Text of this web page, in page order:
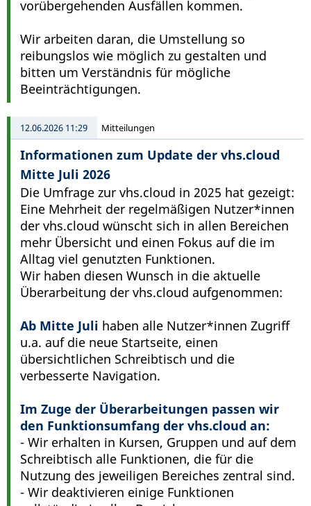
vorübergehenden Ausfällen kommen.
Wir arbeiten daran, die Umstellung so
reibungslos wie möglich zu gestalten und
bitten um Verständnis für mögliche
Beeinträchtigungen.
12.06.2026 11:29 Mitteilungen
Informationen zum Update der vhs.cloud
Mitte Juli 2026
Die Umfrage zur vhs.cloud in 2025 hat gezeigt:
Eine Mehrheit der regelmäßigen Nutzer*innen
der vhs.cloud wünscht sich in allen Bereichen
mehr Übersicht und einen Fokus auf die im
Alltag viel genutzten Funktionen.
Wir haben diesen Wunsch in die aktuelle
Überarbeitung der vhs.cloud aufgenommen:
Ab Mitte Juli haben alle Nutzer*innen Zugriff
u.a. auf die neue Startseite, einen
übersichtlichen Schreibtisch und die
verbesserte Navigation.
Im Zuge der Überarbeitungen passen wir
den Funktionsumfang der vhs.cloud an:
- Wir erhalten in Kursen, Gruppen und auf dem
Schreibtisch alle Funktionen, die für die
Nutzung des jeweiligen Bereiches zentral sind.
- Wir deaktivieren einige Funktionen